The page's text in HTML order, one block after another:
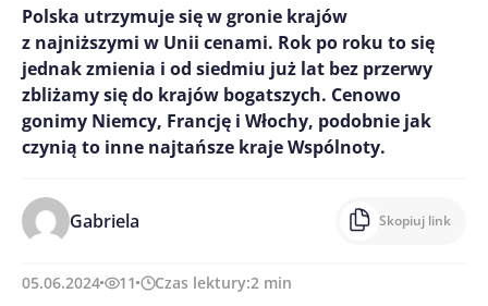
Polska utrzymuje się w gronie krajów
z najniższymi w Unii cenami. Rok po roku to się
jednak zmienia i od siedmiu już lat bez przerwy
zbliżamy się do krajów bogatszych. Cenowo
gonimy Niemcy, Francję i Włochy, podobnie jak
czynią to inne najtańsze kraje Wspólnoty.
Gabriela Skopiuj link
05.06.2024 11 Czas lektury:2 min